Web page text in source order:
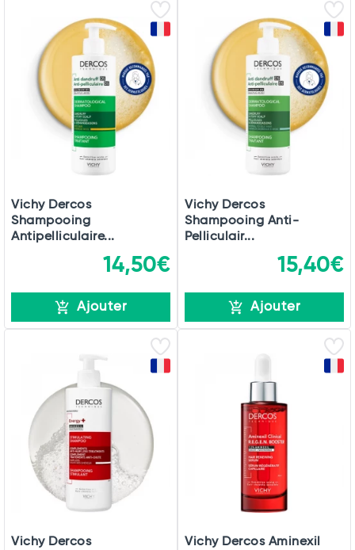
Vichy Dercos
Shampooing
Antipelliculaire...
14,50€
Ajouter
Vichy Dercos
Shampooing Anti-
Pelliculair...
15,40€
Ajouter
Vichy Dercos
Vichy Dercos Aminexil